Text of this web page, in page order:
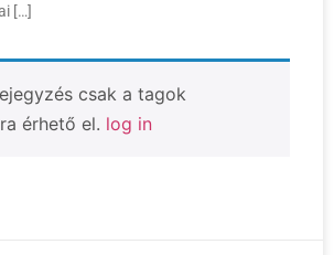
[…]
csak a tagok
érhető el. log in